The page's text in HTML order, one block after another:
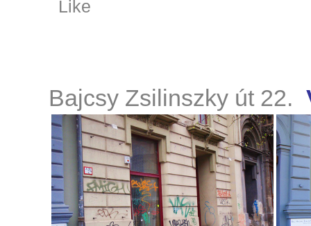
Like
Bajcsy Zsilinszky út 22.